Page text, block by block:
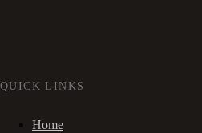
QUICK LINKS
Home